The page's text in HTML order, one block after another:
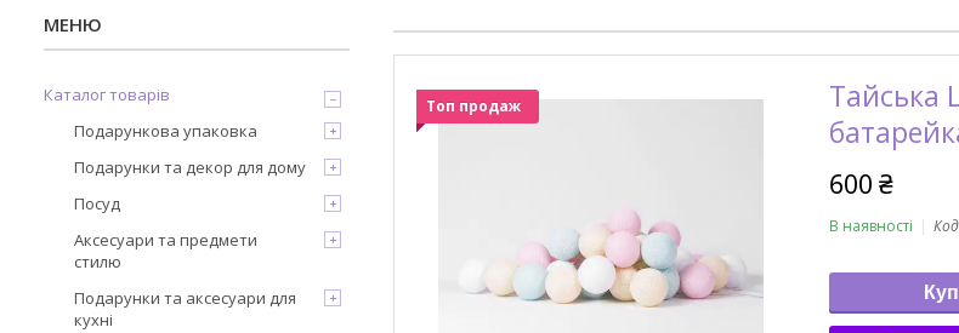
Топ продаж
Тайська
600 ₴
В наявності
Каталог товарів
Подарункова упаковка
Подарунки та декор для дому
Посуд
Аксесуари та предмети
стилю
Подарунки та аксесуари для
кухні